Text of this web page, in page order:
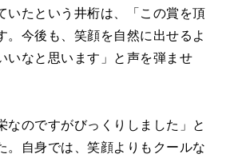
いたという井桁は、「この賞を頂
。今後も、笑顔を自然に出せるよ
いなと思います」と声を弾ませ
のですがびっくりしました」と
。自身では、笑顔よりもクールな